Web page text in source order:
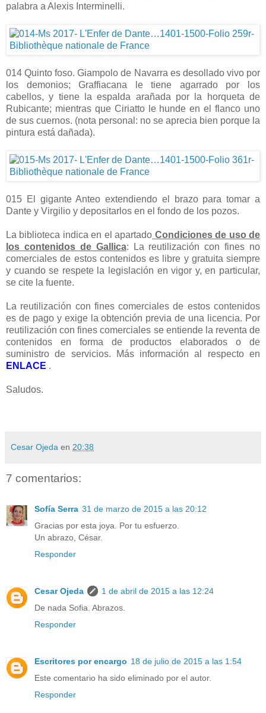
palabra a Alexis Interminelli.
014 Quinto foso. Giampolo de Navarra es desollado vivo por
los demonios; Graffiacana le tiene agarrado por los
cabellos, y tiene la espalda arañada por la horqueta de
Rubicante; mientras que Ciriatto le hunde en el flanco uno
de sus cuernos. (nota personal: no se aprecia bien porque la
pintura está dañada).
015 El gigante Anteo extendiendo el brazo para tomar a
Dante y Virgilio y depositarlos en el fondo de los pozos.
La biblioteca indica en el apartado Condiciones de uso de
los contenidos de Gallica: La reutilización con fines no
comerciales de estos contenidos es libre y gratuita siempre
y cuando se respete la legislación en vigor y, en particular,
se cite la fuente.
La reutilización con fines comerciales de estos contenidos
es de pago y exige la obtención previa de una licencia. Por
reutilización con fines comerciales se entiende la reventa de
contenidos en forma de productos elaborados o de
suministro de servicios. Más información al respecto en
ENLACE .
Saludos.
Cesar Ojeda en 20:38
7 comentarios:
Sofía Serra 31 de marzo de 2015 a las 20:12
Gracias por esta joya. Por tu esfuerzo.
Un abrazo, César.
Responder
Cesar Ojeda
1 de abril de 2015 a las 12:24
De nada Sofia. Abrazos.
Responder
Escritores por encargo 18 de julio de 2015 a las 1:54
Este comentario ha sido eliminado por el autor.
Responder